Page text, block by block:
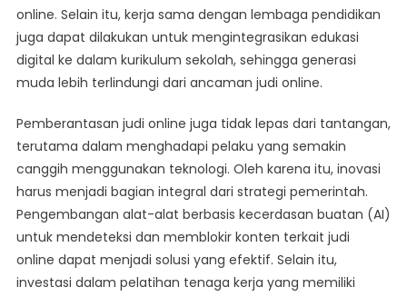
online. Selain itu, kerja sama dengan lembaga pendidikan
juga dapat dilakukan untuk mengintegrasikan edukasi
digital ke dalam kurikulum sekolah, sehingga generasi
muda lebih terlindungi dari ancaman judi online.
Pemberantasan judi online juga tidak lepas dari tantangan,
terutama dalam menghadapi pelaku yang semakin
canggih menggunakan teknologi. Oleh karena itu, inovasi
harus menjadi bagian integral dari strategi pemerintah.
Pengembangan alat-alat berbasis kecerdasan buatan (AI)
untuk mendeteksi dan memblokir konten terkait judi
online dapat menjadi solusi yang efektif. Selain itu,
investasi dalam pelatihan tenaga kerja yang memiliki